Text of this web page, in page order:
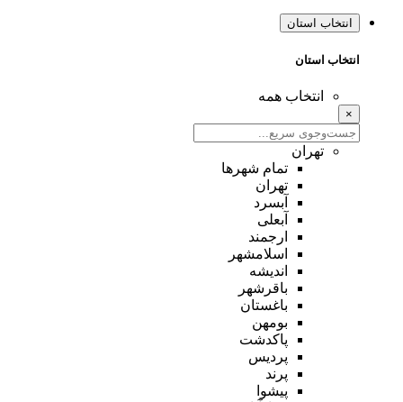
انتخاب استان
انتخاب استان
انتخاب همه
×
تهران
تمام شهر‌ها
تهران
آبسرد
آبعلی
ارجمند
اسلامشهر
اندیشه
باقرشهر
باغستان
بومهن
پاکدشت
پردیس
پرند
پیشوا